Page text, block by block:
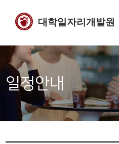
대학일자리개발원
일정안내